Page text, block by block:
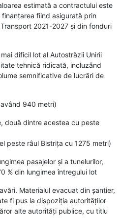
estimată a contractului este
fiind asigurată prin
2021-2027 și din fonduri
dificil lot al Autostrăzii Unirii
tehnică ridicată, incluzând
semnificative de lucrări de
940 metri)
două dintre acestea cu peste
peste râul Bistrița cu 1275 metri)
pasajelor și a tunelurilor,
% din lungimea întregului lot
Materialul evacuat din șantier,
fi pus la dispoziția autorităților
alte autorități publice, cu titlu